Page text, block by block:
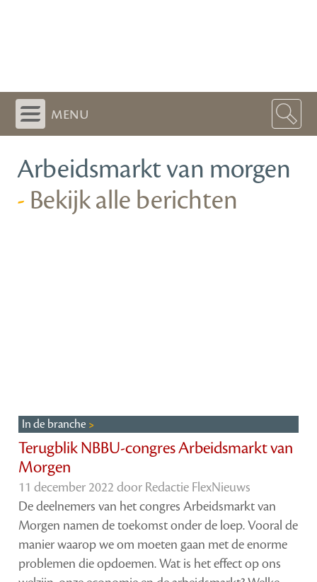
menu
Arbeidsmarkt van morgen
- Bekijk alle berichten
In de branche
Terugblik NBBU-congres Arbeidsmarkt van
Morgen
11 december 2022 door Redactie FlexNieuws
De deelnemers van het congres Arbeidsmarkt van
Morgen namen de toekomst onder de loep. Vooral de
manier waarop we om moeten gaan met de enorme
problemen die opdoemen. Wat is het effect op ons